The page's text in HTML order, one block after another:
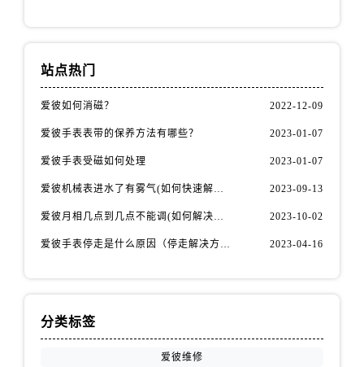
青海省海东市乐都区滨河路爱彼售后服务中心（需提前预约）
站点热门
爱彼如何消磁？ 2022-12-09
爱彼手表表带的保养方法有哪些？ 2023-01-07
爱彼手表受磁如何处理 2023-01-07
爱彼机械表进水了有雾气(如何快速解决问题) 2023-09-13
爱彼月相几点到几点不能调(如何解决问题) 2023-10-02
爱彼手表停走是什么原因（停走解决方法） 2023-04-16
分类标签
爱彼维修